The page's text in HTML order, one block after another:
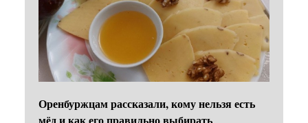
Оренбуржцам рассказали, кому нельзя есть
мёд и как его правильно выбирать